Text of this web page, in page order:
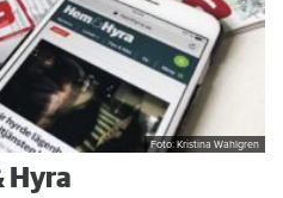
Foto: Kristina Wahlgren
Hyra